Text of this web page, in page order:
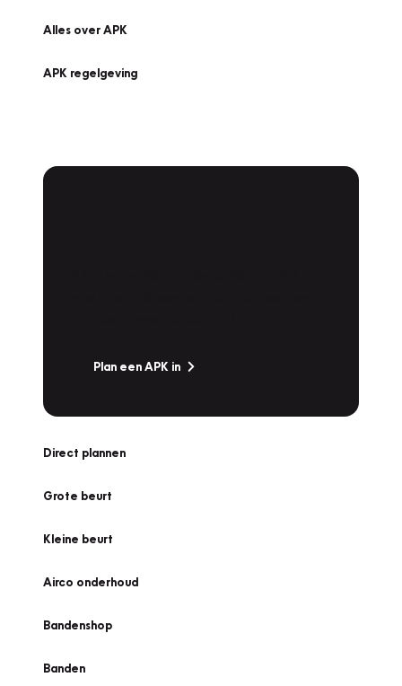
Alles over APK
APK regelgeving
Plan een APK in
Direct plannen
Grote beurt
Kleine beurt
Airco onderhoud
Bandenshop
Banden